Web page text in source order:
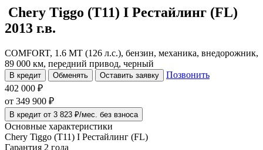
Chery Tiggo (T11) I Рестайлинг (FL)
2013 г.в.
COMFORT, 1.6 MT (126 л.с.), бензин, механика, внедорожник,
89 000 км, передний привод, черный
В кредит Обменять Оставить заявку
Позвонить
402 000 ₽
от 349 900 ₽
В кредит от 3 823 ₽/мес. без взноса
Основные характеристики
Chery Tiggo (T11) I Рестайлинг (FL)
Гарантия 2 года